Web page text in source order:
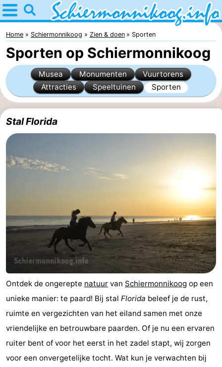
Home
Schiermonnikoog
Tips
Voor
kinderen
Nationaal
Park
Waddeneilanden
Waddenzee
Historie
-
Noderstraun
Resort
Schierduin
-
Vitamaris
Campings
Hotels
Vakantiehuizen
Home Schiermonnikoog Zien & doen Sporten
Sporten op Schiermonnikoog
Musea Monumenten
Vuurtorens
Attracties
Speeltuinen Sporten
Stal Florida
Ontdek de ongerepte natuur van Schiermonnikoog op een
unieke manier: te paard! Bij stal Florida beleef je de rust,
ruimte en vergezichten van het eiland samen met onze
vriendelijke en betrouwbare paarden. Of je nu een ervaren
ruiter bent of voor het eerst in het zadel stapt, wij zorgen
voor een onvergetelijke tocht. Wat kun je verwachten bij